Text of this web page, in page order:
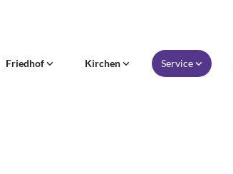
Friedhof Kirchen Service